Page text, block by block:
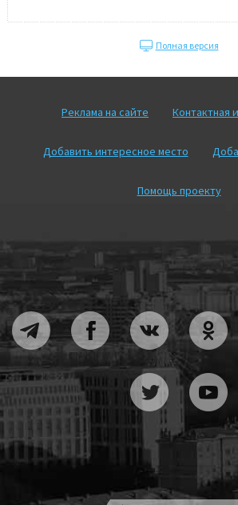
Полная версия
Реклама на сайте Контактная
Добавить интересное место
Помощь проекту